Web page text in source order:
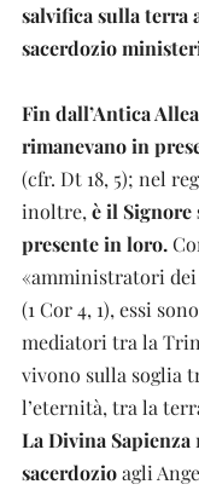
salvifica sulla terra
sacerdozio
Fin dall’Antica
rimanevano in
(cfr. Dt 18, 5); nel
inoltre, è il Signore
presente in loro.
«amministratori
(1 Cor 4, 1), essi
mediatori tra la
vivono sulla soglia
l’eternità, tra la
La Divina Sapienza
sacerdozio agli